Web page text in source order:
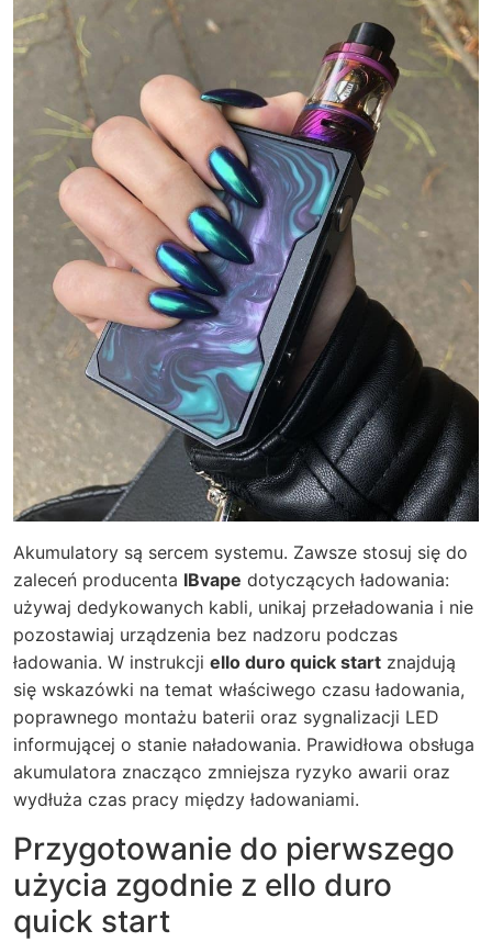
Akumulatory są sercem systemu. Zawsze stosuj się do
zaleceń producenta IBvape dotyczących ładowania:
używaj dedykowanych kabli, unikaj przeładowania i nie
pozostawiaj urządzenia bez nadzoru podczas
ładowania. W instrukcji ello duro quick start znajdują
się wskazówki na temat właściwego czasu ładowania,
poprawnego montażu baterii oraz sygnalizacji LED
informującej o stanie naładowania. Prawidłowa obsługa
akumulatora znacząco zmniejsza ryzyko awarii oraz
wydłuża czas pracy między ładowaniami.
Przygotowanie do pierwszego
użycia zgodnie z ello duro
quick start